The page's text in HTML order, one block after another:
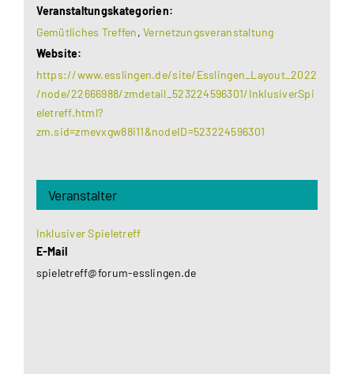
Veranstaltungskategorien:
Gemütliches Treffen,Vernetzungsveranstaltung
Website:
https://www.esslingen.de/site/Esslingen_Layout_2022
/node/22666988/zmdetail_523224596301/InklusiverSpi
eletreff.html?
zm.sid=zmevxgw88i11&nodeID=523224596301
Veranstalter
Inklusiver Spieletreff
E-Mail
spieletreff@forum-esslingen.de